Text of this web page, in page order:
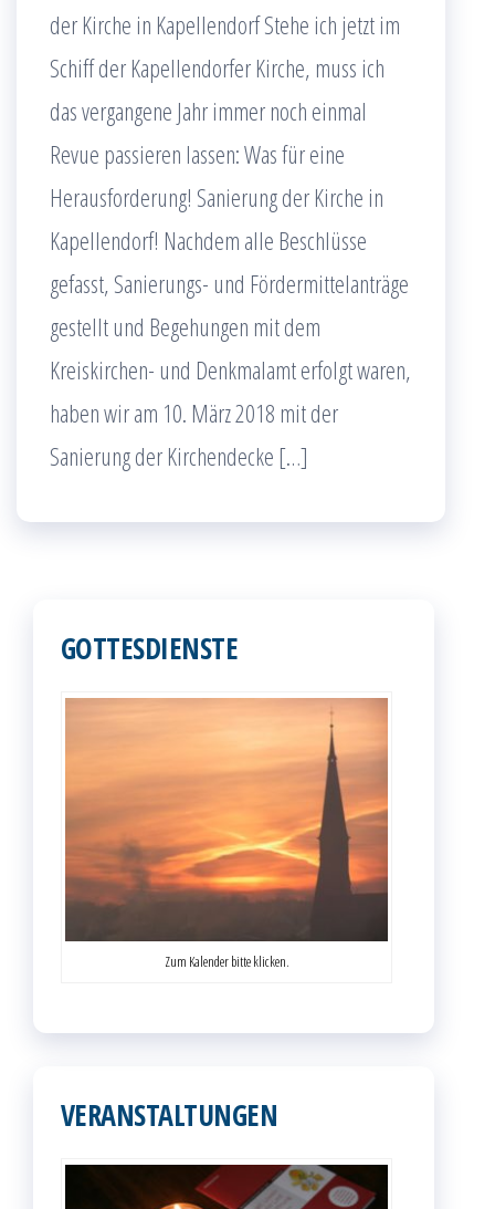
der Kirche in Kapellendorf Stehe ich jetzt im
Schiff der Kapellendorfer Kirche, muss ich
das vergangene Jahr immer noch einmal
Revue passieren lassen: Was für eine
Herausforderung! Sanierung der Kirche in
Kapellendorf! Nachdem alle Beschlüsse
gefasst, Sanierungs- und Fördermittelanträge
gestellt und Begehungen mit dem
Kreiskirchen- und Denkmalamt erfolgt waren,
haben wir am 10. März 2018 mit der
Sanierung der Kirchendecke […]
GOTTESDIENSTE
Zum Kalender bitte klicken.
VERANSTALTUNGEN